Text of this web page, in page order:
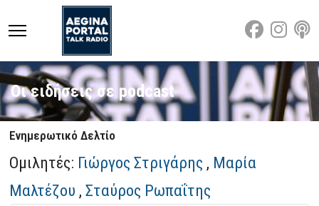
Οι ειδήσεις σε podcast
Ενημερωτικό Δελτίο
Ομιλητές: Γιώργος Στριγάρης , Μαρία
Μαλτέζου ,Σταύρος Ρωπαΐτης